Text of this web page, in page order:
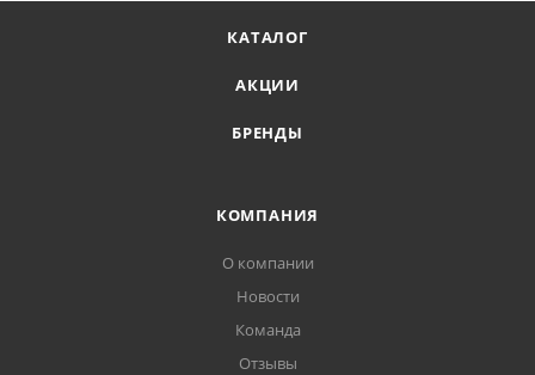
КАТАЛОГ
АКЦИИ
БРЕНДЫ
КОМПАНИЯ
О компании
Новости
Команда
Отзывы